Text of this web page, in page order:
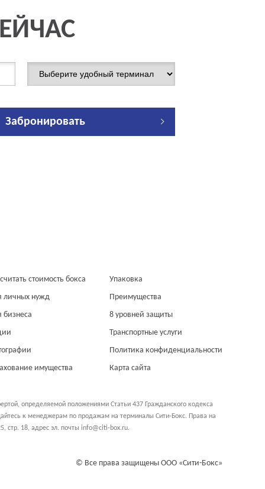
Забронировать
стоимость бокса
личных нужд
бизнеса
имущества
Упаковка
Преимущества
8 уровней защиты
Транспортные услуги
Политика конфиденциальности
Карта сайта
определяемой положениями Статьи 437 Гражданского кодекса
к менеджерам по продажам на терминалы Сити-Бокс. Права на
стр. 18, адрес эл. почты info@citi-box.ru.
© Все права защищены ООО «Сити-Бокс»